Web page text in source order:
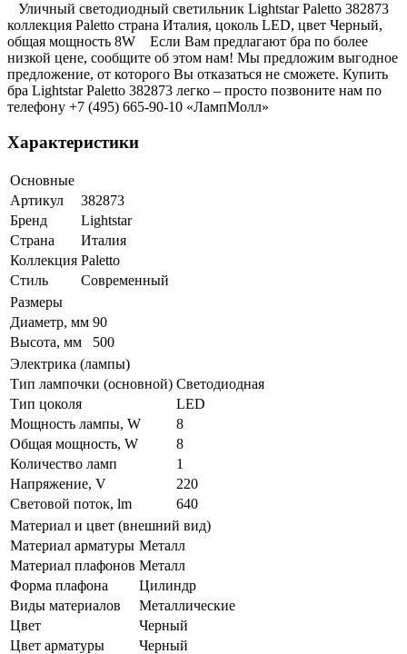
Уличный светодиодный светильник Lightstar Paletto 382873
коллекция Paletto страна Италия, цоколь LED, цвет Черный,
общая мощность 8W Если Вам предлагают бра по более
низкой цене, сообщите об этом нам! Мы предложим выгодное
предложение, от которого Вы отказаться не сможете. Купить
бра Lightstar Paletto 382873 легко – просто позвоните нам по
телефону +7 (495) 665-90-10 «ЛампМолл»
Характеристики
Основные
Артикул
382873
Бренд
Lightstar
Страна
Италия
Коллекция Paletto
Стиль
Современный
Размеры
Диаметр, мм 90
Высота, мм
500
Электрика (лампы)
Тип лампочки (основной) Светодиодная
Тип цоколя
LED
Мощность лампы, W
8
Общая мощность, W
8
Количество ламп
1
Напряжение, V
220
Световой поток, lm
640
Материал и цвет (внешний вид)
Материал арматуры Металл
Материал плафонов Металл
Форма плафона
Цилиндр
Виды материалов
Металлические
Цвет
Черный
Цвет арматуры
Черный